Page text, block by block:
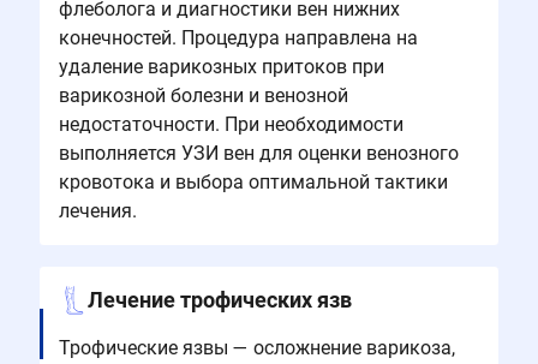
флеболога и диагностики вен нижних
конечностей. Процедура направлена на
удаление варикозных притоков при
варикозной болезни и венозной
недостаточности. При необходимости
выполняется УЗИ вен для оценки венозного
кровотока и выбора оптимальной тактики
лечения.
Лечение трофических язв
Трофические язвы — осложнение варикоза,